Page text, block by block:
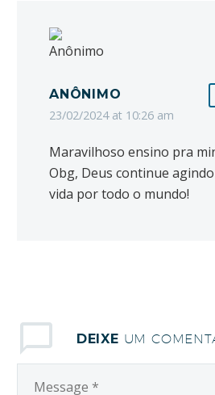
ANÔNIMO
23/02/2024 at 10:26 am
Maravilhoso ensino pra
Obg, Deus continue
vida por todo o mundo!
DEIXE UM